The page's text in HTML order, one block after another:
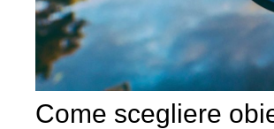
Come scegliere